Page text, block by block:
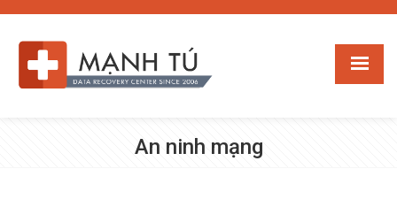
An ninh mạng